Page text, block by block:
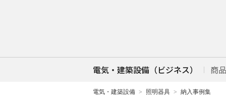
電気・建築設備（ビジネス） 商
電気・建築設備 照明器具 納入事例集